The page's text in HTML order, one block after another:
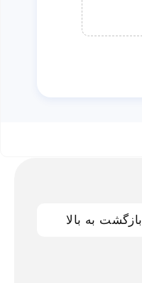
بازگشت به بالا